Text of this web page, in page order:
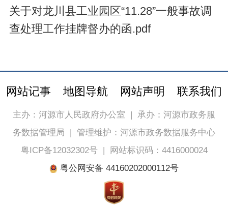
关于对龙川县工业园区“11.28”一般事故调
查处理工作挂牌督办的函.pdf
网站记事 地图导航 网站声明 联系我们
主办：河源市人民政府办公室 | 承办：河源市政务服
务数据管理局 | 管理维护：河源市政务数据服务中心
粤ICP备12032302号|
网站标识码：4416000024
粤公网安备 44160202000112号